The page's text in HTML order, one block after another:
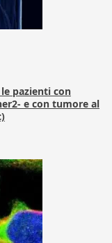
pazienti con
e con tumore al